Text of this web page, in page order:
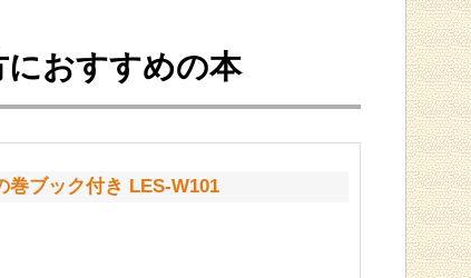
におすすめの本
巻ブック付き LES-W101